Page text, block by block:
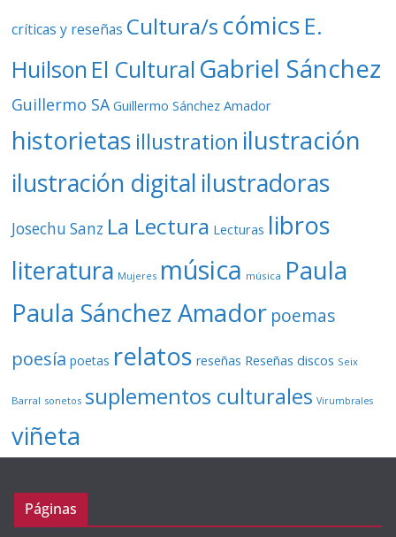
críticas y reseñas Cultura/s cómics E.
Huilson El Cultural Gabriel Sánchez
Guillermo SA Guillermo Sánchez Amador
historietas illustration ilustración
ilustración digital ilustradoras
Josechu Sanz La Lectura Lecturas libros
literatura Mujeres música música Paula
Paula Sánchez Amador poemas
poesía poetas relatos reseñas Reseñas discos Seix
Barral sonetos suplementos culturales Virumbrales
viñeta
Páginas